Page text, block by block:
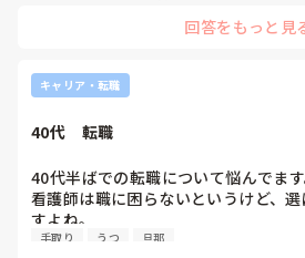
病院勤務に戻るというのは、
今から夜勤やるのって
身体キツくないですか？(.ᇂ_ᇂ:💦
ちなみに大きい病院の求人は、
年齢制限を設けているところも見かけま
回答をもっと見
キャリア・転職
40代　転職
40代半ばでの転職について悩んでます
看護師は職に困らないというけど、
すよね。
訪問看護にすすむか、クリニックも
手取り うつ 旦那